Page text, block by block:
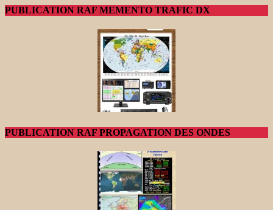
PUBLICATION RAF MEMENTO TRAFIC DX
PUBLICATION RAF PROPAGATION DES ONDES